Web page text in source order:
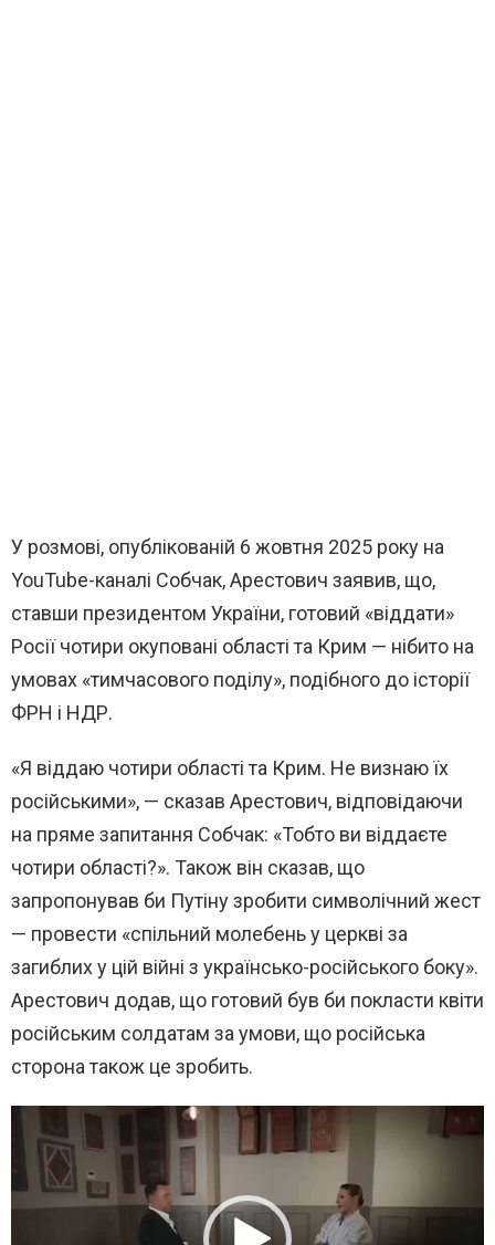
У розмові, опублікованій 6 жовтня 2025 року на
YouTube-каналі Собчак, Арестович заявив, що,
ставши президентом України, готовий «віддати»
Росії чотири окуповані області та Крим — нібито на
умовах «тимчасового поділу», подібного до історії
ФРН і НДР.
«Я віддаю чотири області та Крим. Не визнаю їх
російськими», — сказав Арестович, відповідаючи
на пряме запитання Собчак: «Тобто ви віддаєте
чотири області?». Також він сказав, що
запропонував би Путіну зробити символічний жест
— провести «спільний молебень у церкві за
загиблих у цій війні з українсько-російського боку».
Арестович додав, що готовий був би покласти квіти
російським солдатам за умови, що російська
сторона також це зробить.
д